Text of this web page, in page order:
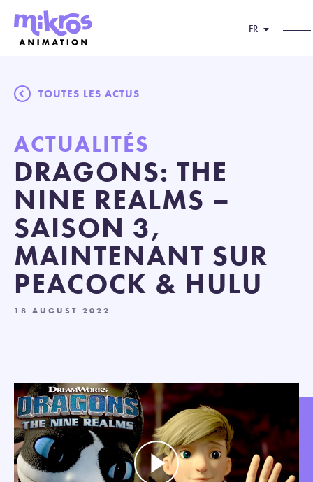
FR
TOUTES LES ACTUS
ACTUALITÉS
DRAGONS: THE
NINE REALMS –
SAISON 3,
MAINTENANT SUR
PEACOCK & HULU
18 AUGUST 2022
Play